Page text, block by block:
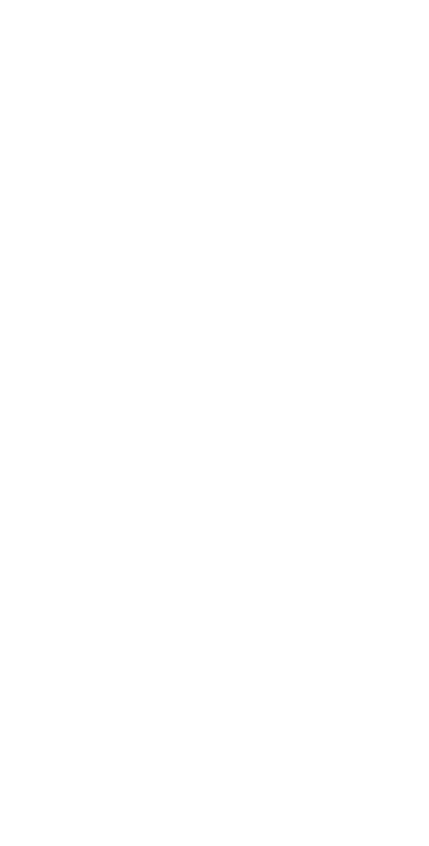
oder Ihrer deutschen Ehefrau verheiratet. Ihr
und besitzt diese auch zum Zeitpunkt der
einen Haushalt. Der Schwerpunkt Ihrer
Ausländern mit Einbürgerungsanspruch.
Deutscher können miteingebürgert werden,
erfüllen.
es viele Ausnahmen und Besonderheiten, die hier
Einbürgerungsvoraussetzungen gelten auch für
Erfolgsaussichten auf eine Einbürgerung überprüfen.
es sich um eine unverbindliche Prüfung, ob Sie
trifft die zuständige Einbürgerungsbehörde